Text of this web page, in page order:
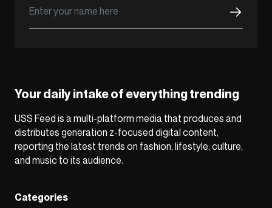
Your daily intake of everything trending
USS Feed is a multi-platform media that produces and
distributes generation z-focused digital content,
reporting the latest trends on fashion, lifestyle, culture,
and music to its audience.
Categories